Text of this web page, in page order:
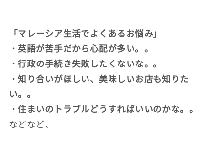
「マレーシア生活でよくあるお悩み」
・英語が苦手だから心配が多い。。
・行政の手続き失敗したくないな。。
・知り合いがほしい、美味しいお店も知りた
い。。
・住まいのトラブルどうすればいいのかな。。
などなど、